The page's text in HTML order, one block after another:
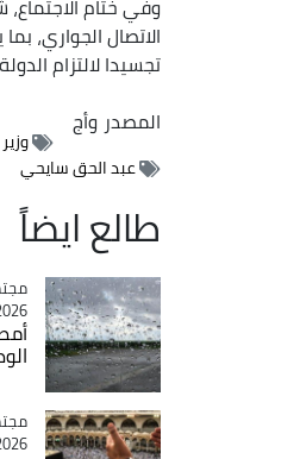
الاتصال الجواري،
تجسيدا لالتزام
المصدر وأج
عبد الحق سايحي
طالع ايضاً